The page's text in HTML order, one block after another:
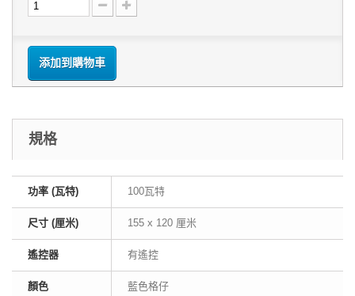
添加到購物車
規格
功率 (瓦特) 100瓦特
尺寸 (厘米) 155 x 120 厘米
遙控器 有遙控
顏色 藍色格仔